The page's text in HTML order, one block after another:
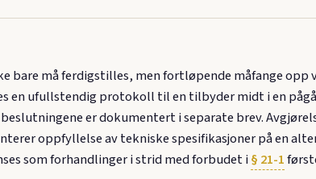
bare må ferdigstilles, men fortløpende måfange opp
en ufullstendig protokoll til en tilbyder midt i en
er dokumentert i separate brev.
oppfyllelse av tekniske spesifikasjoner på en
som forhandlinger i strid med forbudet i§ 21-1